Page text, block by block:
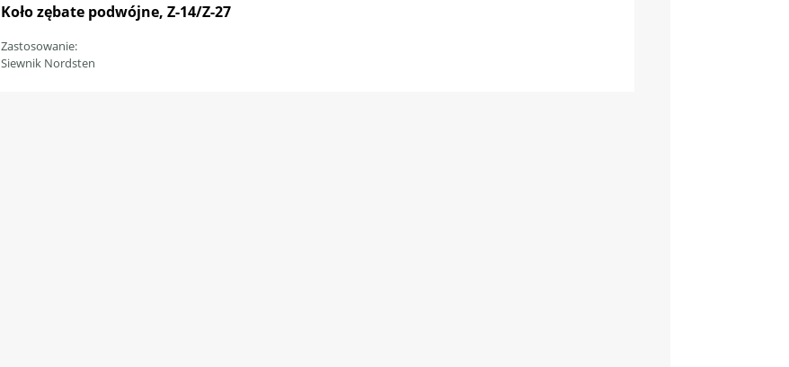
Koło zębate podwójne, Z-14/Z-27
Zastosowanie:
Siewnik Nordsten